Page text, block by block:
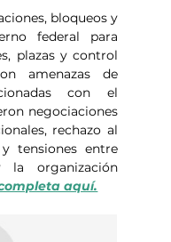
bloqueos y
federal para
plazas y control
amenazas de
con el
negociaciones
rechazo al
tensiones entre
la organización
aquí.